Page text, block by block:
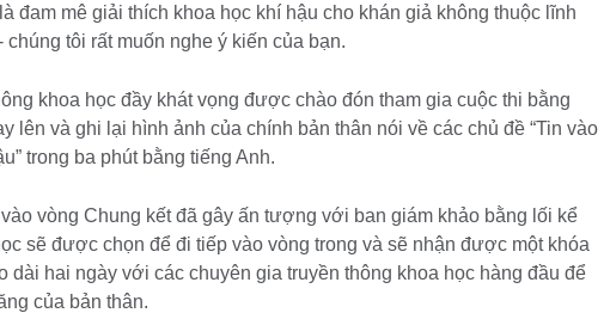
đam mê giải thích khoa học khí hậu cho khán giả không thuộc lĩnh
chúng tôi rất muốn nghe ý kiến ​​của bạn.
khoa học đầy khát vọng được chào đón tham gia cuộc thi bằng
lên và ghi lại hình ảnh của chính bản thân nói về các chủ đề “Tin vào
trong ba phút bằng tiếng Anh.
vòng Chung kết đã gây ấn tượng với ban giám khảo bằng lối kể
sẽ được chọn để đi tiếp vào vòng trong và sẽ nhận được một khóa
dài hai ngày với các chuyên gia truyền thông khoa học hàng đầu để
của bản thân.